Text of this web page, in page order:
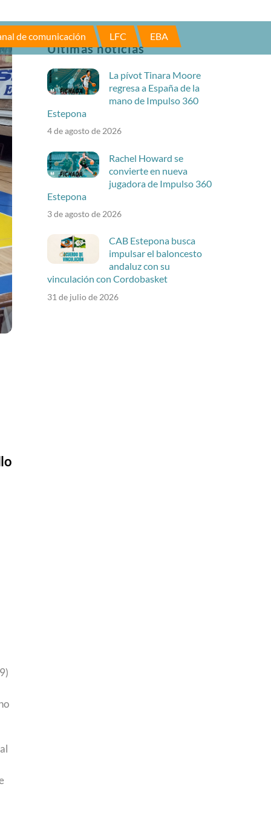
de comunicación LFC EBA
Últimas noticias
La pívot Tinara Moore
regresa a España de la
mano de Impulso 360
Estepona
4 de agosto de 2026
Rachel Howard se
convierte en nueva
jugadora de Impulso 360
Estepona
3 de agosto de 2026
CAB Estepona busca
impulsar el baloncesto
andaluz con su
vinculación con Cordobasket
31 de julio de 2026